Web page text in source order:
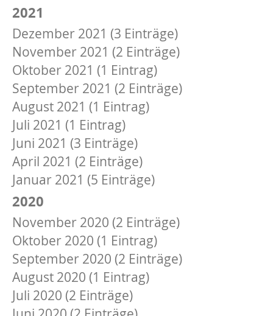
2021
Dezember 2021 (3 Einträge)
November 2021 (2 Einträge)
Oktober 2021 (1 Eintrag)
September 2021 (2 Einträge)
August 2021 (1 Eintrag)
Juli 2021 (1 Eintrag)
Juni 2021 (3 Einträge)
April 2021 (2 Einträge)
Januar 2021 (5 Einträge)
2020
November 2020 (2 Einträge)
Oktober 2020 (1 Eintrag)
September 2020 (2 Einträge)
August 2020 (1 Eintrag)
Juli 2020 (2 Einträge)